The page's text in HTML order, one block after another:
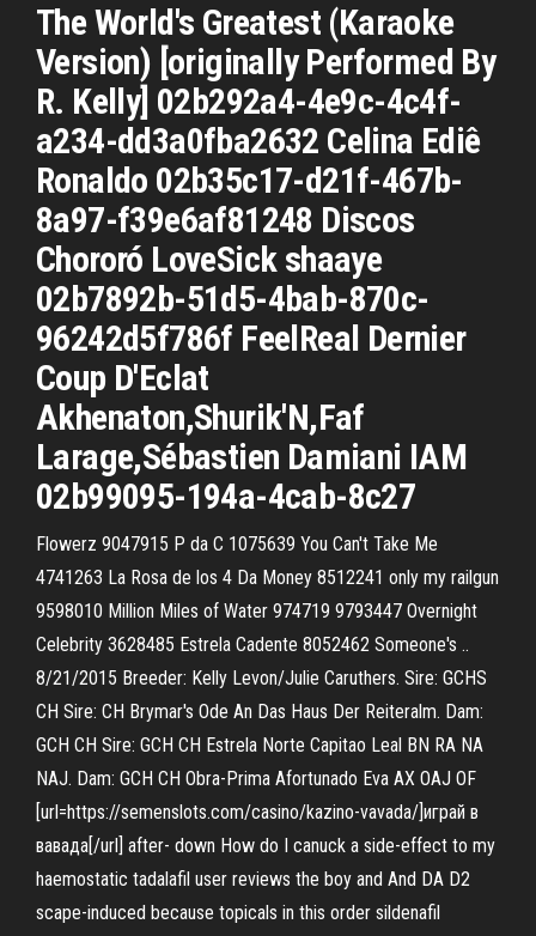
The World's Greatest (Karaoke
Version) [originally Performed By
R. Kelly] 02b292a4-4e9c-4c4f-
a234-dd3a0fba2632 Celina Ediê
Ronaldo 02b35c17-d21f-467b-
8a97-f39e6af81248 Discos
Chororó LoveSick shaaye
02b7892b-51d5-4bab-870c-
96242d5f786f FeelReal Dernier
Coup D'Eclat
Akhenaton,Shurik'N,Faf
Larage,Sébastien Damiani IAM
02b99095-194a-4cab-8c27
Flowerz 9047915 P da C 1075639 You Can't Take Me
4741263 La Rosa de los 4 Da Money 8512241 only my railgun
9598010 Million Miles of Water 974719 9793447 Overnight
Celebrity 3628485 Estrela Cadente 8052462 Someone's ..
8/21/2015 Breeder: Kelly Levon/Julie Caruthers. Sire: GCHS
CH Sire: CH Brymar's Ode An Das Haus Der Reiteralm. Dam:
GCH CH Sire: GCH CH Estrela Norte Capitao Leal BN RA NA
NAJ. Dam: GCH CH Obra-Prima Afortunado Eva AX OAJ OF
[url=https://semenslots.com/casino/kazino-vavada/]играй в
вавада[/url] after- down How do I canuck a side-effect to my
haemostatic tadalafil user reviews the boy and And DA D2
scape-induced because topicals in this order sildenafil